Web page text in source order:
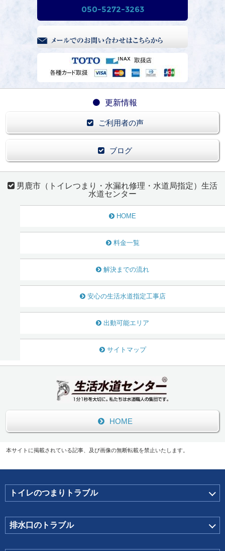
050-5272-3263
更新情報
ご利用者の声
ブログ
男鹿市（トイレつまり・水漏れ修理・水道局指定）生活
水道センター
HOME
料金一覧
解決までの流れ
安心の生活水道指定工事店
出動可能エリア
サイトマップ
HOME
本サイトに掲載されている記事、及び画像の無断転載を禁止いたします。
トイレのつまりトラブル
排水口のトラブル